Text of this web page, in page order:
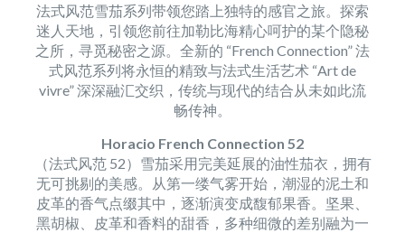
法式风范雪茄系列带领您踏上独特的感官之旅。探索
迷人天地，引领您前往加勒比海精心呵护的某个隐秘
之所，寻觅秘密之源。全新的 “French Connection” 法
式风范系列将永恒的精致与法式生活艺术 “Art de
vivre” 深深融汇交织，传统与现代的结合从未如此流
畅传神。
Horacio French Connection 52
（法式风范 52）雪茄采用完美延展的油性茄衣，拥有
无可挑剔的美感。从第一缕气雾开始，潮湿的泥土和
皮革的香气点缀其中，逐渐演变成馥郁果香。坚果、
黑胡椒、皮革和香料的甜香，多种细微的差别融为一